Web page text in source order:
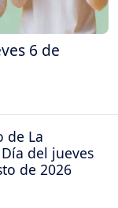
6 de
de La
del jueves
de 2026